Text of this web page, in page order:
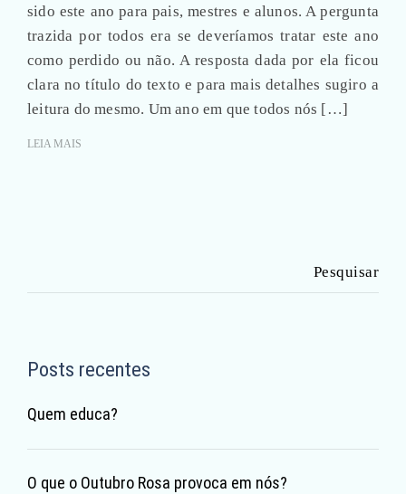
sido este ano para pais, mestres e alunos. A pergunta
trazida por todos era se deveríamos tratar este ano
como perdido ou não. A resposta dada por ela ficou
clara no título do texto e para mais detalhes sugiro a
leitura do mesmo. Um ano em que todos nós […]
LEIA MAIS
Posts recentes
Quem educa?
O que o Outubro Rosa provoca em nós?